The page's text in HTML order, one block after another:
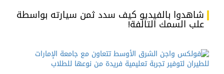
شاهدوا بالفيديو كيف سدد ثمن سيارته بواسطة
علب السمك التالفة!